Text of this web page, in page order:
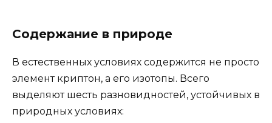
Содержание в природе
В естественных условиях содержится не просто
элемент криптон, а его изотопы. Всего
выделяют шесть разновидностей, устойчивых в
природных условиях: